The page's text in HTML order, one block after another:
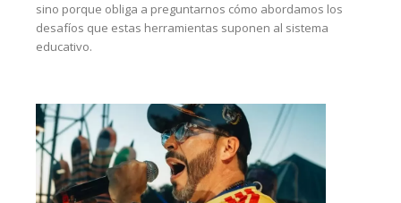
sino porque obliga a preguntarnos cómo abordamos los
desafíos que estas herramientas suponen al sistema
educativo.